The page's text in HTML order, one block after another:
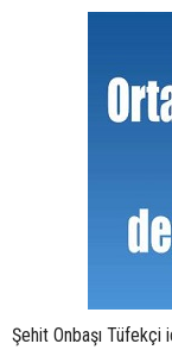
Şehit Onbaşı